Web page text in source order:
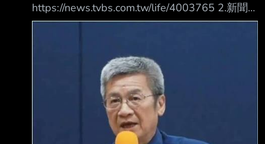
https://news.tvbs.com.tw/life/4003765 2.新聞
來源︰ TVBS 3.完整新聞標題： 買疫苗遭詐騙
權益 4.完整新聞內容︰ 買疫苗遭詐騙10億 慈
濟再發聲：採取法律措施捍衛捐款大眾權益 記
者：陳昫蓁 發佈時間：2026.08.07 16:03 最後
更新時間：2026.08.07 16:03 慈濟基金會於疫
情期間採購BNT疫苗時，遭彰化律師公會前理事
長陳昱瑄及互道宗教組織李 世宗家族合謀，詐